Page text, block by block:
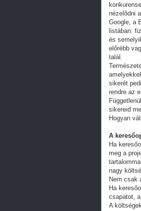
nézelődni
Google, a
listában:
és
előrébb
talál.
sikerét
rendre az
sikereid
Hogyan
A
Ha
meg a
nagy
Nem csak
Ha
csapatot,
A